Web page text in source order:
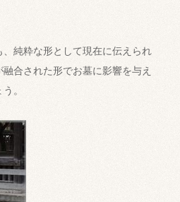
純粋な形として現在に伝えられ
合された形でお墓に影響を与え
。